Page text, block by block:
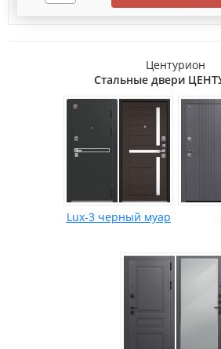
Центурион
Стальные двери
Lux-3 черный муар